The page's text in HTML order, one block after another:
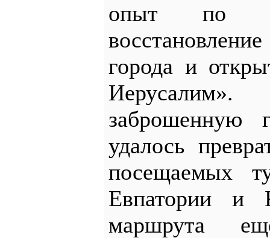
опыт по
города и
заброшенную
удалось
посещаемых
Евпатории и
маршрута